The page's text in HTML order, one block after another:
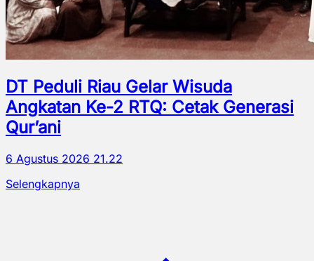
DT Peduli Riau Gelar Wisuda
Angkatan Ke-2 RTQ: Cetak Generasi
Qur’ani
6 Agustus 2026 21.22
Selengkapnya